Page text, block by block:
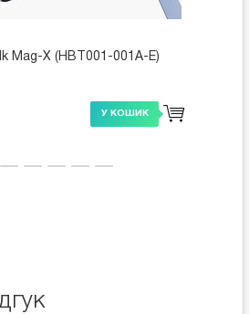
Mag-X (HBT001-001A-E)
У КОШИК